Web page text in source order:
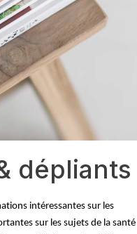
dépliants
intéressantes sur les
sur les sujets de la santé